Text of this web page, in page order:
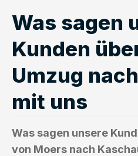
Was sagen
Kunden
Umzug
mit uns
Was sagen unsere
von Moers nach